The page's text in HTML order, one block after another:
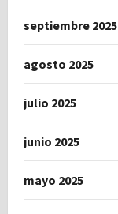
septiembre 2025
agosto 2025
julio 2025
junio 2025
mayo 2025